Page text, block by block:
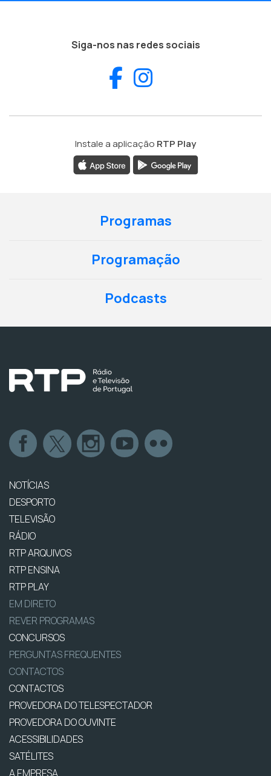
Siga-nos nas redes sociais
Facebook
Instale a aplicação RTP Play
Programas
Programação
Podcasts
NOTÍCIAS
DESPORTO
TELEVISÃO
RÁDIO
RTP ARQUIVOS
RTP ENSINA
RTP PLAY
EM DIRETO
REVER PROGRAMAS
CONCURSOS
PERGUNTAS FREQUENTES
CONTACTOS
CONTACTOS
PROVEDORA DO TELESPECTADOR
PROVEDORA DO OUVINTE
ACESSIBILIDADES
SATÉLITES
A EMPRESA